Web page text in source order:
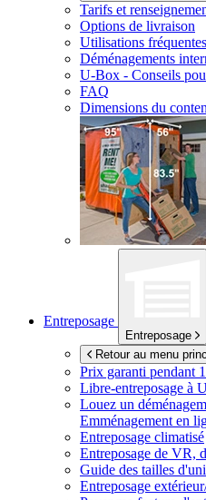
Tarifs et
Options de livraison
Utilisations fréquentes
Déménagements
U-Box - Conseils
FAQ
Dimensions du
Entreposage
Entreposage
Retour au menu
Prix garanti pendant
Libre-entreposage à
Louez un
Emménagement en
Entreposage climatisé
Entreposage de VR,
Guide des tailles
Entreposage